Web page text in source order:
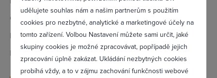
udělujete souhlas nám a našim partnerům s použitím
cookies pro nezbytné, analytické a marketingové účely na
tomto zařízení. Volbou Nastavení můžete sami určit, jaké
skupiny cookies je možné zpracovávat, popřípadě jejich
zpracování úplně zakázat. Ukládání nezbytných cookies
probíhá vždy, a to v zájmu zachování funkčnosti webové
Otevírací doba:
Dle telefonické domluvy
IČ:
29111901
DIČ:
CZ29111901
Zapomněl(a) jsem heslo